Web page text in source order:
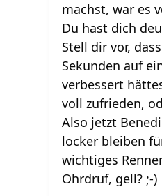
machst, war es
Du hast dich
Stell dir vor,
Sekunden auf
verbessert
voll zufrieden,
Also jetzt
locker bleiben
wichtiges
Ohrdruf, gell? ;-)